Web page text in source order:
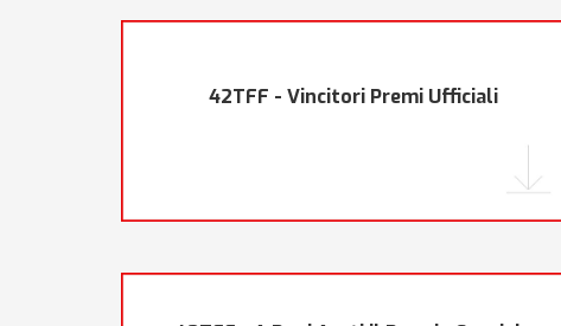
42TFF - Vincitori Premi Ufficiali